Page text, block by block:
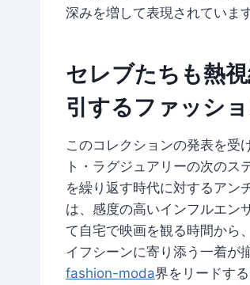
深みを増して表現されています
セレブたちも熱
引するファッシ
このコレクションの発表を受
ト・ラグジュアリーの次の
を繰り返す時代に対するアン
は、感度の高いインフルエン
て自宅で映画を観る時間から
イフシーンに寄り添う一着が
fashion-moda界をリードす